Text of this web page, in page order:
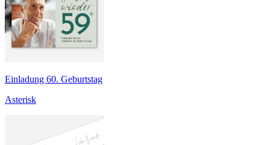
Einladung 60. Geburtstag
Asterisk